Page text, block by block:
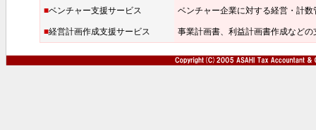
■ベンチャー支援サービス ベンチャー企業に対する経営・計
■経営計画作成支援サービス 事業計画書、利益計画書作成などの